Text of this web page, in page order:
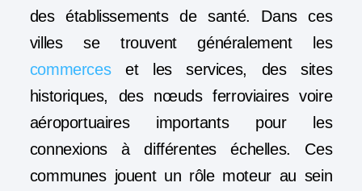
des établissements de santé. Dans ces
villes se trouvent généralement les
commerceset les services, des sites
historiques, des nœuds ferroviaires voire
aéroportuaires importants pour les
connexions à différentes échelles. Ces
communes jouent un rôle moteur au sein